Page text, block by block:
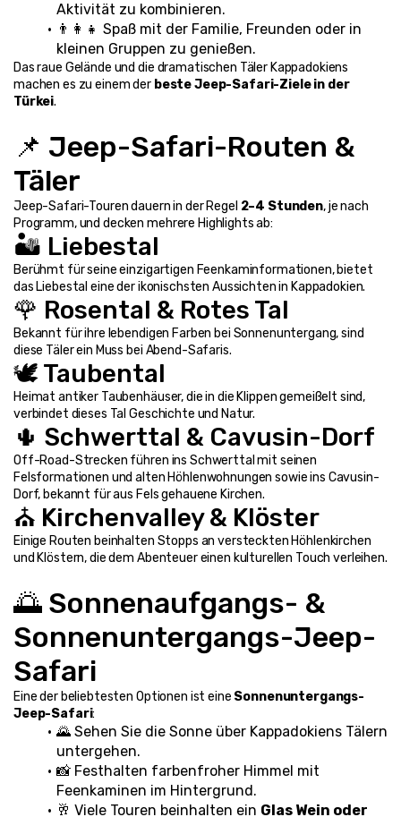
Aktivität zu kombinieren.
👨‍👩‍👧 Spaß mit der Familie, Freunden oder in
kleinen Gruppen zu genießen.
Das raue Gelände und die dramatischen Täler Kappadokiens
machen es zu einem der beste Jeep-Safari-Ziele in der
Türkei.
📌 Jeep-Safari-Routen &
Täler
Jeep-Safari-Touren dauern in der Regel 2–4 Stunden, je nach
Programm, und decken mehrere Highlights ab:
🏜️ Liebestal
Berühmt für seine einzigartigen Feenkaminformationen, bietet
das Liebestal eine der ikonischsten Aussichten in Kappadokien.
🌹 Rosental & Rotes Tal
Bekannt für ihre lebendigen Farben bei Sonnenuntergang, sind
diese Täler ein Muss bei Abend-Safaris.
🕊️ Taubental
Heimat antiker Taubenhäuser, die in die Klippen gemeißelt sind,
verbindet dieses Tal Geschichte und Natur.
🌵 Schwerttal & Cavusin-Dorf
Off-Road-Strecken führen ins Schwerttal mit seinen
Felsformationen und alten Höhlenwohnungen sowie ins Cavusin-
Dorf, bekannt für aus Fels gehauene Kirchen.
⛪ Kirchenvalley & Klöster
Einige Routen beinhalten Stopps an versteckten Höhlenkirchen
und Klöstern, die dem Abenteuer einen kulturellen Touch verleihen.
🌅 Sonnenaufgangs- &
Sonnenuntergangs-Jeep-
Safari
Eine der beliebtesten Optionen ist eine Sonnenuntergangs-
Jeep-Safari:
🌄 Sehen Sie die Sonne über Kappadokiens Tälern
untergehen.
📸 Festhalten farbenfroher Himmel mit
Feenkaminen im Hintergrund.
🥂 Viele Touren beinhalten ein Glas Wein oder